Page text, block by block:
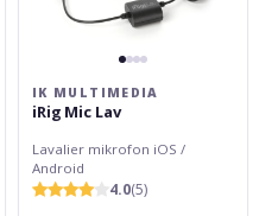
IK MULTIMEDIA
iRig Mic Lav
Lavalier mikrofon iOS /
Android
4.0(5)